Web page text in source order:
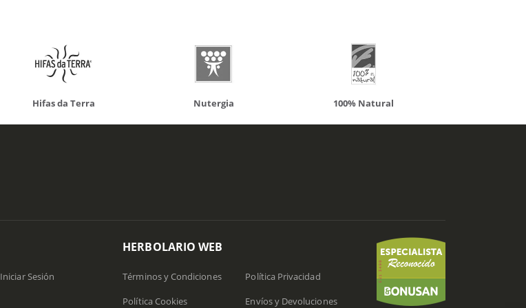
Nutergia 100% Natural Solaray
Iniciar Sesión
HERBOLARIO WEB
Términos y Condiciones
Política Cookies
Política Privacidad
Envíos y Devoluciones